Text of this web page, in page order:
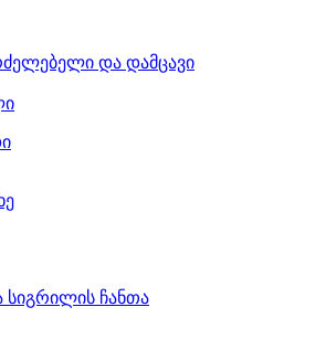
და დამცავი
სიგრილის ჩანთა